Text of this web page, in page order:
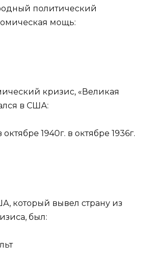
политический
мощь:
кризис, «Великая
в США:
октябре 1940г. в октябре 1936г.
который вывел страну из
был: